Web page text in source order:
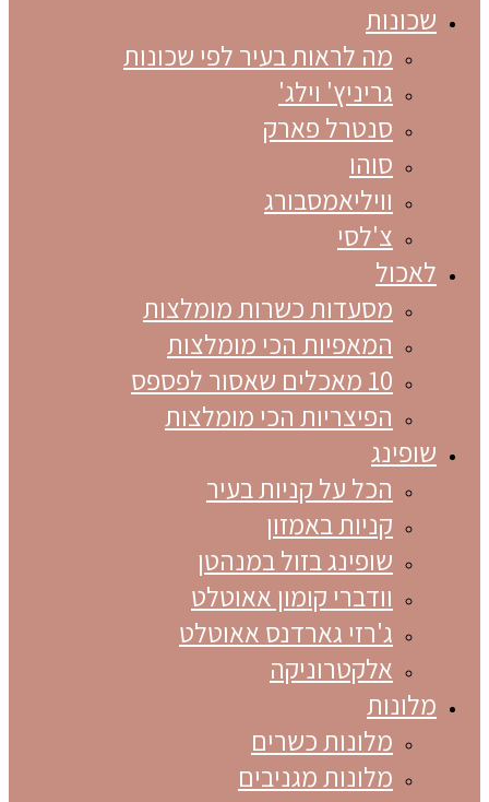
שכונות
מה לראות בעיר לפי שכונות
גריניץ' וילג'
סנטרל פארק
סוהו
וויליאמסבורג
צ'לסי
לאכול
מסעדות כשרות מומלצות
המאפיות הכי מומלצות
10 מאכלים שאסור לפספס
הפיצריות הכי מומלצות
שופינג
הכל על קניות בעיר
קניות באמזון
שופינג בזול במנהטן
וודברי קומון אאוטלט
ג'רזי גארדנס אאוטלט
אלקטרוניקה
מלונות
מלונות כשרים
מלונות מגניבים